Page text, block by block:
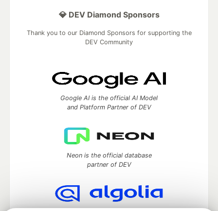
💎 DEV Diamond Sponsors
Thank you to our Diamond Sponsors for supporting the
DEV Community
Google AI is the official AI Model
and Platform Partner of DEV
Neon is the official database
partner of DEV